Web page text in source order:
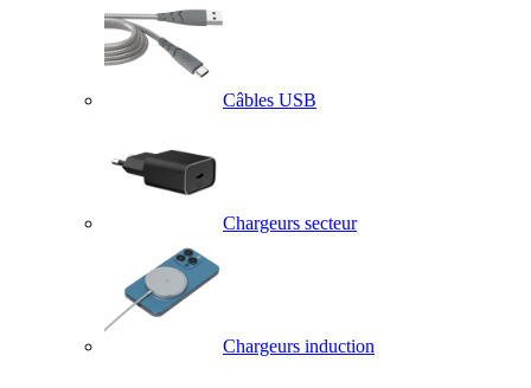
Câbles USB
Chargeurs secteur
Chargeurs induction